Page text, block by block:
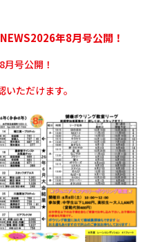
年8月号公開！
号公開！
ただけます。